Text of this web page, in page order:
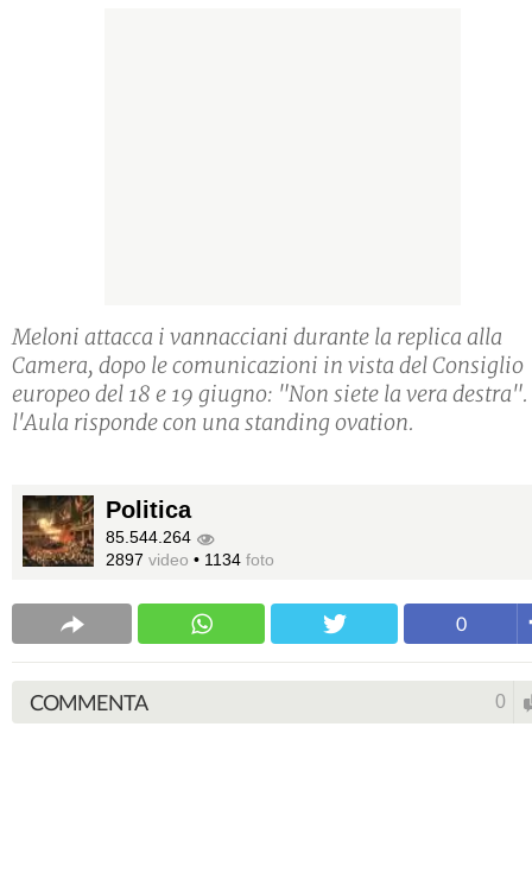
Meloni attacca i vannacciani durante la replica alla
Camera, dopo le comunicazioni in vista del Consiglio
europeo del 18 e 19 giugno: "Non siete la vera destra".
l'Aula risponde con una standing ovation.
Politica
85.544.264
2897 video • 1134 foto
0
COMMENTA 0